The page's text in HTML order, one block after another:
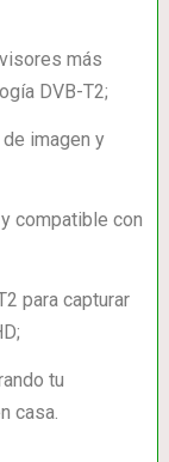
más
DVB-T2;
imagen y
compatible con
para capturar
tu
casa.